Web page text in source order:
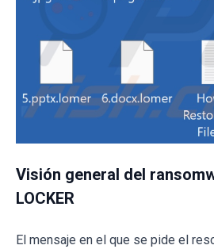
Visión general del
LOCKER
El mensaje en el que se pide el